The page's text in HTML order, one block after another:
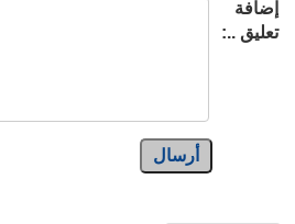
إضافة
تعليق ..:
أرسال